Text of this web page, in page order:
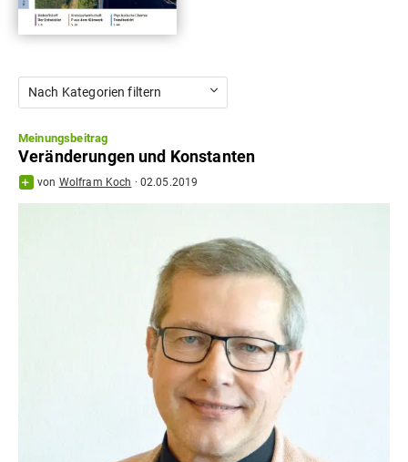
Nach Kategorien filtern
Meinungsbeitrag
Veränderungen und Konstanten
von Wolfram Koch · 02.05.2019